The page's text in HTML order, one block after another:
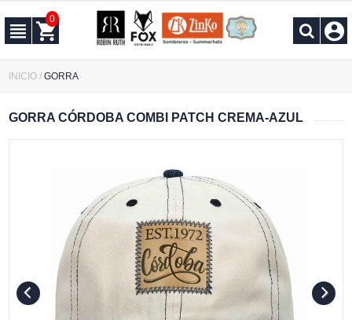
0
INICIO /GORRA
GORRA CÓRDOBA COMBI PATCH CREMA-AZUL